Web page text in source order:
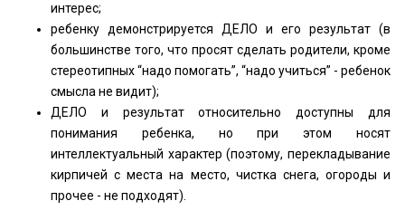
интерес;
ребенку демонстрируется ДЕЛО и его результат (в
большинстве того, что просят сделать родители, кроме
стереотипных “надо помогать”, “надо учиться” - ребенок
смысла не видит);
ДЕЛО и результат относительно доступны для
понимания ребенка, но при этом носят
интеллектуальный характер (поэтому, перекладывание
кирпичей с места на место, чистка снега, огороды и
прочее - не подходят).